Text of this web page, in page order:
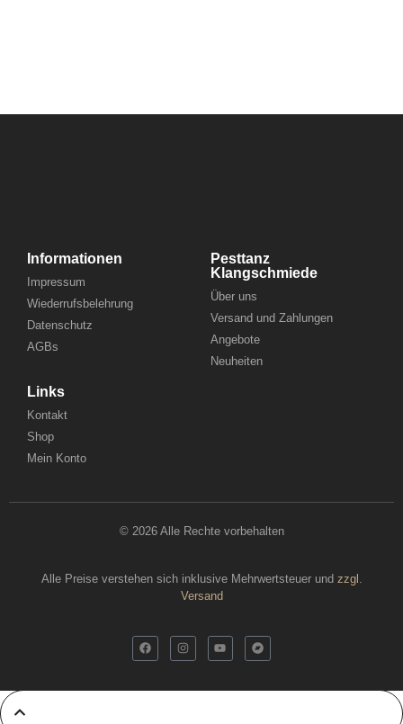
Informationen
Impressum
Wiederrufsbelehrung
Datenschutz
AGBs
Pesttanz
Klangschmiede
Über uns
Versand und Zahlungen
Angebote
Neuheiten
Links
Kontakt
Shop
Mein Konto
© 2026 Alle Rechte vorbehalten
Alle Preise verstehen sich inklusive Mehrwertsteuer und zzgl.
Versand